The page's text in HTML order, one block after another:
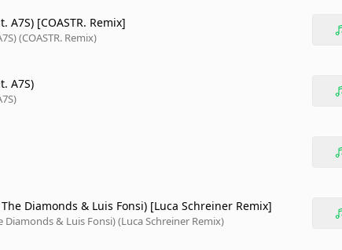
A7S) [COASTR. Remix]
(COASTR. Remix)
A7S)
Diamonds & Luis Fonsi) [Luca Schreiner Remix]
Diamonds & Luis Fonsi) (Luca Schreiner Remix)